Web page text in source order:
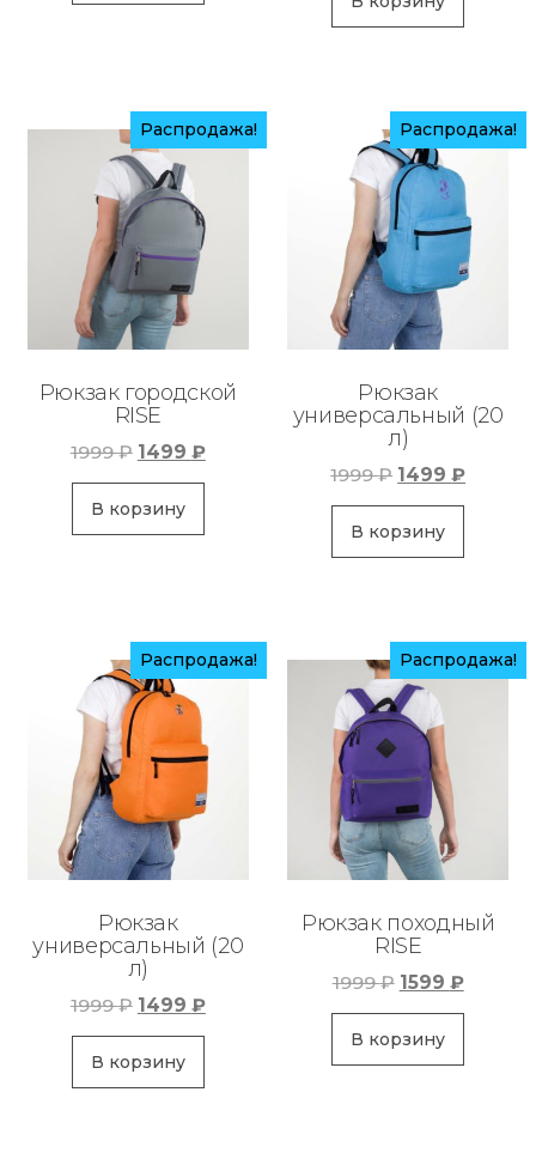
1899 ₽.
1999 ₽.
Распродажа!
Рюкзак городской
RISE
1999₽ Первоначальная
цена
составляла
1999 ₽.
1499 ₽Текущая
цена:
В корзину
Распродажа!
Рюкзак
универсальный (20
л)
1999₽
цена
составляла
1999 ₽.
1499₽
В корзину
Распродажа!
Рюкзак
универсальный (20
л)
1999₽ Первоначальная
цена
составляла
1999 ₽.
1499 ₽Текущая
цена:
В корзину
Распродажа!
Рюкзак походный
RISE
1999₽
цена
составляла
1999 ₽.
1599 ₽
цена:
В корзину